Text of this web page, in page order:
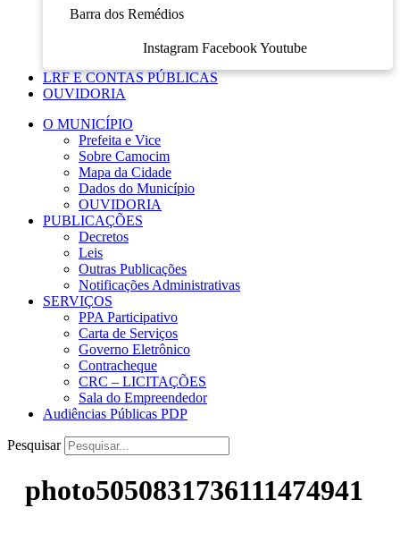
Barra dos Remédios
Instagram Facebook Youtube
LRF E CONTAS PÚBLICAS
OUVIDORIA
O MUNICÍPIO
Prefeita e Vice
Sobre Camocim
Mapa da Cidade
Dados do Município
OUVIDORIA
PUBLICAÇÕES
Decretos
Leis
Outras Publicações
Notificações Administrativas
SERVIÇOS
PPA Participativo
Carta de Serviços
Governo Eletrônico
Contracheque
CRC – LICITAÇÕES
Sala do Empreendedor
Audiências Públicas PDP
Pesquisar
photo5050831736111474941